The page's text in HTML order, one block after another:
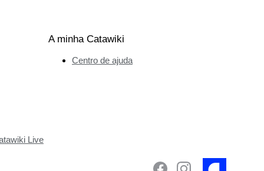
Live
A minha Catawiki
Centro de ajuda